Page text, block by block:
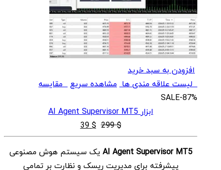
افزودن به سبد خرید
لیست علاقه مندی ها مشاهده سریعمقایسه
SALE-87%
ابزار AI Agent Supervisor MT5
$
299
قیمت
اصلی
$ 299
بود.
$
39
قیمت
فعلی
$ 39
است.
AI Agent Supervisor MT5 یک سیستم هوش مصنوعی
پیشرفته برای مدیریت ریسک و نظارت بر تمامی